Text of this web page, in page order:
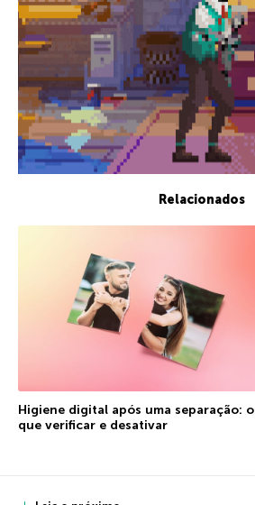
Relacionados
Higiene digital após uma separação: o
que verificar e desativar